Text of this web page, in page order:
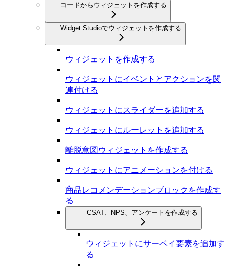
コードからウィジェットを作成する
Widget Studioでウィジェットを作成する
ウィジェットを作成する
ウィジェットにイベントとアクションを関
連付ける
ウィジェットにスライダーを追加する
ウィジェットにルーレットを追加する
離脱意図ウィジェットを作成する
ウィジェットにアニメーションを付ける
商品レコメンデーションブロックを作成す
る
CSAT、NPS、アンケートを作成する
ウィジェットにサーベイ要素を追加す
る